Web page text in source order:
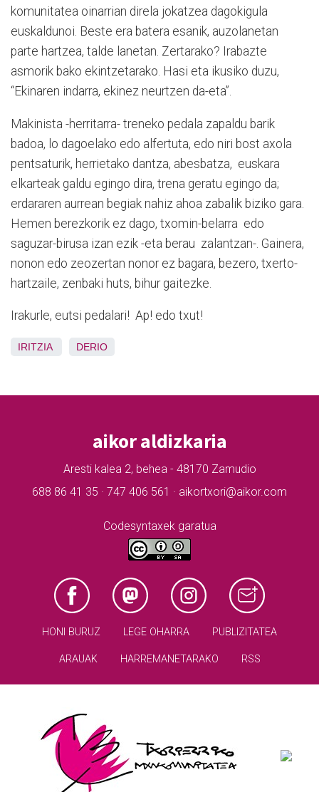
komunitatea oinarrian direla jokatzea dagokigula
euskaldunoi. Beste era batera esanik, auzolanetan
parte hartzea, talde lanetan. Zertarako? Irabazte
asmorik bako ekintzetarako. Hasi eta ikusiko duzu,
“Ekinaren indarra, ekinez neurtzen da-eta”.
Makinista -herritarra- treneko pedala zapaldu barik
badoa, lo dagoelako edo alfertuta, edo niri bost axola
pentsaturik, herrietako dantza, abesbatza, euskara
elkarteak galdu egingo dira, trena geratu egingo da;
erdararen aurrean begiak nahiz ahoa zabalik biziko gara.
Hemen berezkorik ez dago, txomin-belarra edo
saguzar-birusa izan ezik -eta berau zalantzan-. Gainera,
nonon edo zeozertan nonor ez bagara, bezero, txerto-
hartzaile, zenbaki huts, bihur gaitezke.
Irakurle, eutsi pedalari! Ap! edo txut!
IRITZIA DERIO
aikor aldizkaria
Aresti kalea 2, behea - 48170 Zamudio
688 86 41 35 · 747 406 561 · aikortxori@aikor.com
Codesyntaxek garatua
HONI BURUZ LEGE OHARRA PUBLIZITATEA
ARAUAK HARREMANETARAKO RSS